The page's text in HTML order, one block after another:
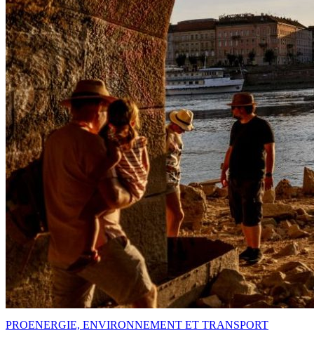
PROENERGIE, ENVIRONNEMENT ET TRANSPORT